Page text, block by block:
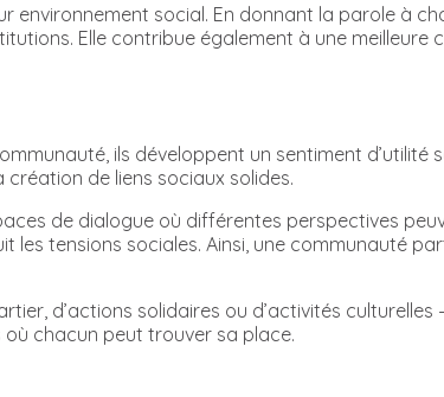
social. En donnant la parole à
Elle contribue également à une meilleure
ils développent un sentiment d’utilité
de liens sociaux solides.
de dialogue où différentes perspectives
les tensions sociales. Ainsi, une communauté
d’actions solidaires ou d’activités
chacun peut trouver sa place.